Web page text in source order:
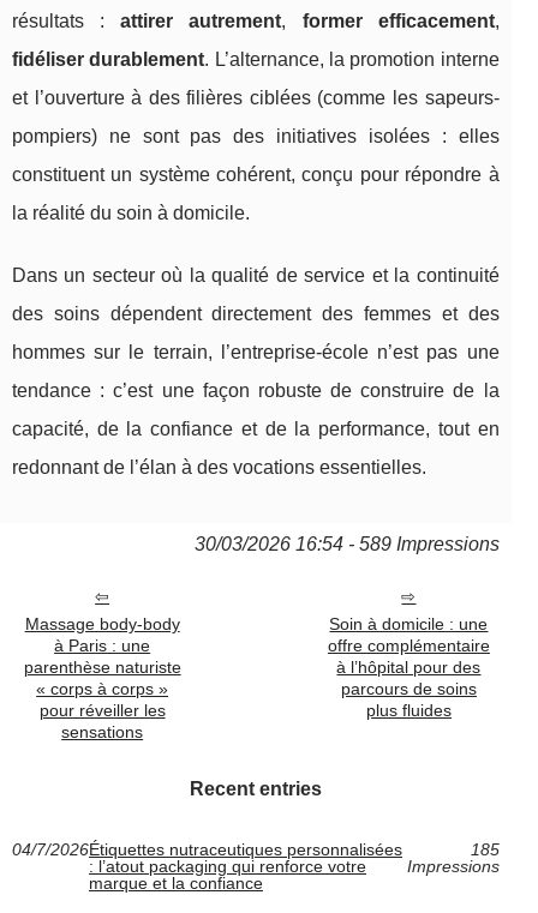
résultats :attirer autrement, former efficacement,
fidéliser durablement. L’alternance, la promotion interne
et l’ouverture à des filières ciblées (comme les sapeurs-
pompiers) ne sont pas des initiatives isolées : elles
constituent un système cohérent, conçu pour répondre à
la réalité du soin à domicile.
Dans un secteur où la qualité de service et la continuité
des soins dépendent directement des femmes et des
hommes sur le terrain, l’entreprise-école n’est pas une
tendance : c’est une façon robuste de construire de la
capacité, de la confiance et de la performance, tout en
redonnant de l’élan à des vocations essentielles.
30/03/2026 16:54 - 589 Impressions
Massage body-body
à Paris : une
parenthèse naturiste
« corps à corps »
pour réveiller les
sensations
Soin à domicile : une
offre complémentaire
à l’hôpital pour des
parcours de soins
plus fluides
Recent entries
04/7/2026Étiquettes nutraceutiques personnalisées
: l’atout packaging qui renforce votre
marque et la confiance
185
Impressions